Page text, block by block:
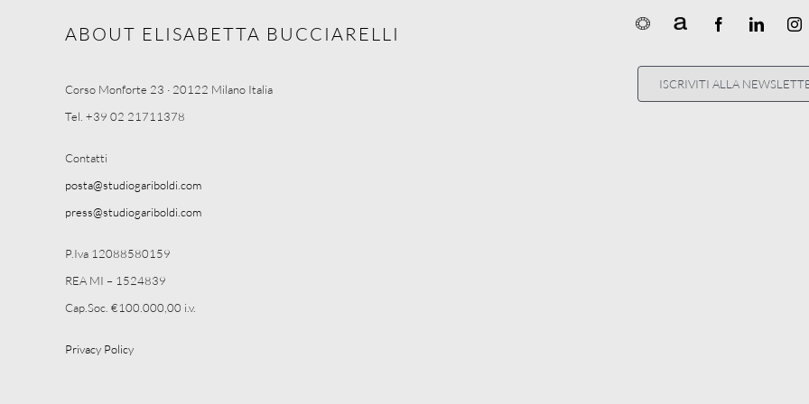
ABOUT ELISABETTA BUCCIARELLI
Corso Monforte 23 · 20122 Milano Italia
Tel. +39 02 21711378
Contatti
posta@studiogariboldi.com
press@studiogariboldi.com
P.Iva 12088580159
REA MI – 1524839
Cap.Soc. €100.000,00 i.v.
Privacy Policy
ISCRIVITI ALLA